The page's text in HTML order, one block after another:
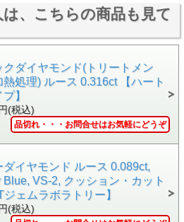
ドレポート 一部分拡大画像
、こちらの商品も見て
クダイヤモンド(トリートメン
熱処理) ルース 0.316ct 【ハート
】
(税込)
品切れ・・・お問合せはお気軽にどうぞ
ダイヤモンド ルース 0.089ct,
Blue, VS-2, クッション・カット
ジェムラボラトリー】
(税込)